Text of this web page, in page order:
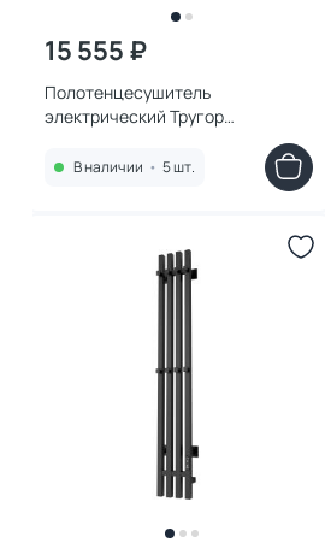
15 555 ₽
Полотенцесушитель
электрический Тругор
43x80В наличии • 5 шт.